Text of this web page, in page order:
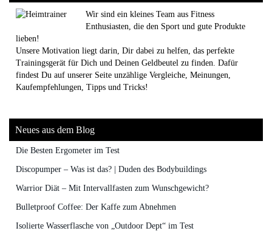
Wir sind ein kleines Team aus Fitness
Enthusiasten, die den Sport und gute Produkte
lieben!
Unsere Motivation liegt darin, Dir dabei zu helfen, das perfekte
Trainingsgerät für Dich und Deinen Geldbeutel zu finden. Dafür
findest Du auf unserer Seite unzählige Vergleiche, Meinungen,
Kaufempfehlungen, Tipps und Tricks!
Neues aus dem Blog
Die Besten Ergometer im Test
Discopumper – Was ist das? | Duden des Bodybuildings
Warrior Diät – Mit Intervallfasten zum Wunschgewicht?
Bulletproof Coffee: Der Kaffe zum Abnehmen
Isolierte Wasserflasche von „Outdoor Dept“ im Test